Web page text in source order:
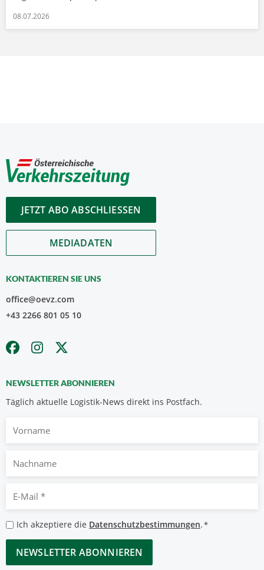
08.07.2026
JETZT ABO ABSCHLIESSEN
MEDIADATEN
KONTAKTIEREN SIE UNS
office@oevz.com
+43 2266 801 05 10
NEWSLETTER ABONNIEREN
Täglich aktuelle Logistik-News direkt ins Postfach.
Vorname
Nachname
Mail
*
Datenschutzbestimmungen
*
Ich akzeptiere die Datenschutzbestimmungen.*
CAPTCHA